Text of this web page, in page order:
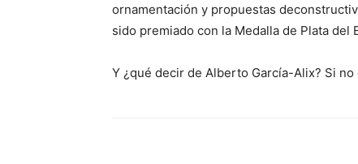
ornamentación y propuestas
sido premiado con la Medalla de Plata
Y ¿qué decir de Alberto García-Alix? Si